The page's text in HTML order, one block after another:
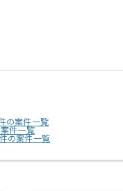
の案件一覧
件一覧
の案件一覧